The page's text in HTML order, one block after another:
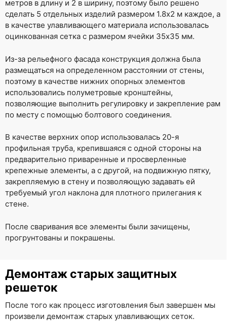
метров в длину и 2 в ширину, поэтому было решено
сделать 5 отдельных изделий размером 1.8х2 м каждое, а
в качестве улавливающего материала использовалась
оцинкованная сетка с размером ячейки 35х35 мм.
Из-за рельефного фасада конструкция должна была
размещаться на определенном расстоянии от стены,
поэтому в качестве нижних опорных элементов
использовались полуметровые кронштейны,
позволяющие выполнить регулировку и закрепление рам
по месту с помощью болтового соединения.
В качестве верхних опор использовалась 20-я
профильная труба, крепившаяся с одной стороны на
предварительно приваренные и просверленные
крепежные элементы, а с другой, на подвижную пятку,
закрепляемую в стену и позволяющую задавать ей
требуемый угол наклона для плотного прилегания к
стене.
После сваривания все элементы были зачищены,
прогрунтованы и покрашены.
Демонтаж старых защитных
решеток
После того как процесс изготовления был завершен мы
произвели демонтаж старых улавливающих сеток.